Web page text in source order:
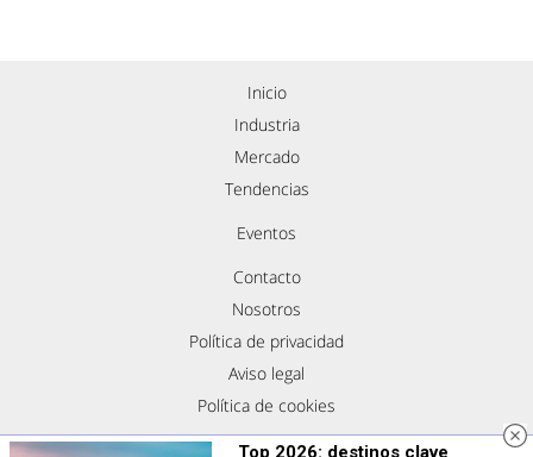
Inicio
Industria
Mercado
Tendencias
Eventos
Contacto
Nosotros
Política de privacidad
Aviso legal
Política de cookies
Síguenos
Top 2026: destinos clave